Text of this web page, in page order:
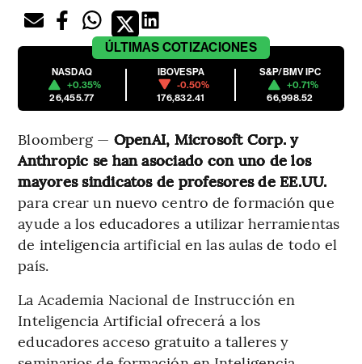
ÚLTIMAS COTIZACIONES
NASDAQ
+0.35%
26,455.77
IBOVESPA
-0.50%
176,832.41
S&P/BMV IPC
+0.71%
66,998.52
Bloomberg — OpenAI, Microsoft Corp. y
Anthropic se han asociado con uno de los
mayores sindicatos de profesores de EE.UU.
para crear un nuevo centro de formación que
ayude a los educadores a utilizar herramientas
de inteligencia artificial en las aulas de todo el
país.
La Academia Nacional de Instrucción en
Inteligencia Artificial ofrecerá a los
educadores acceso gratuito a talleres y